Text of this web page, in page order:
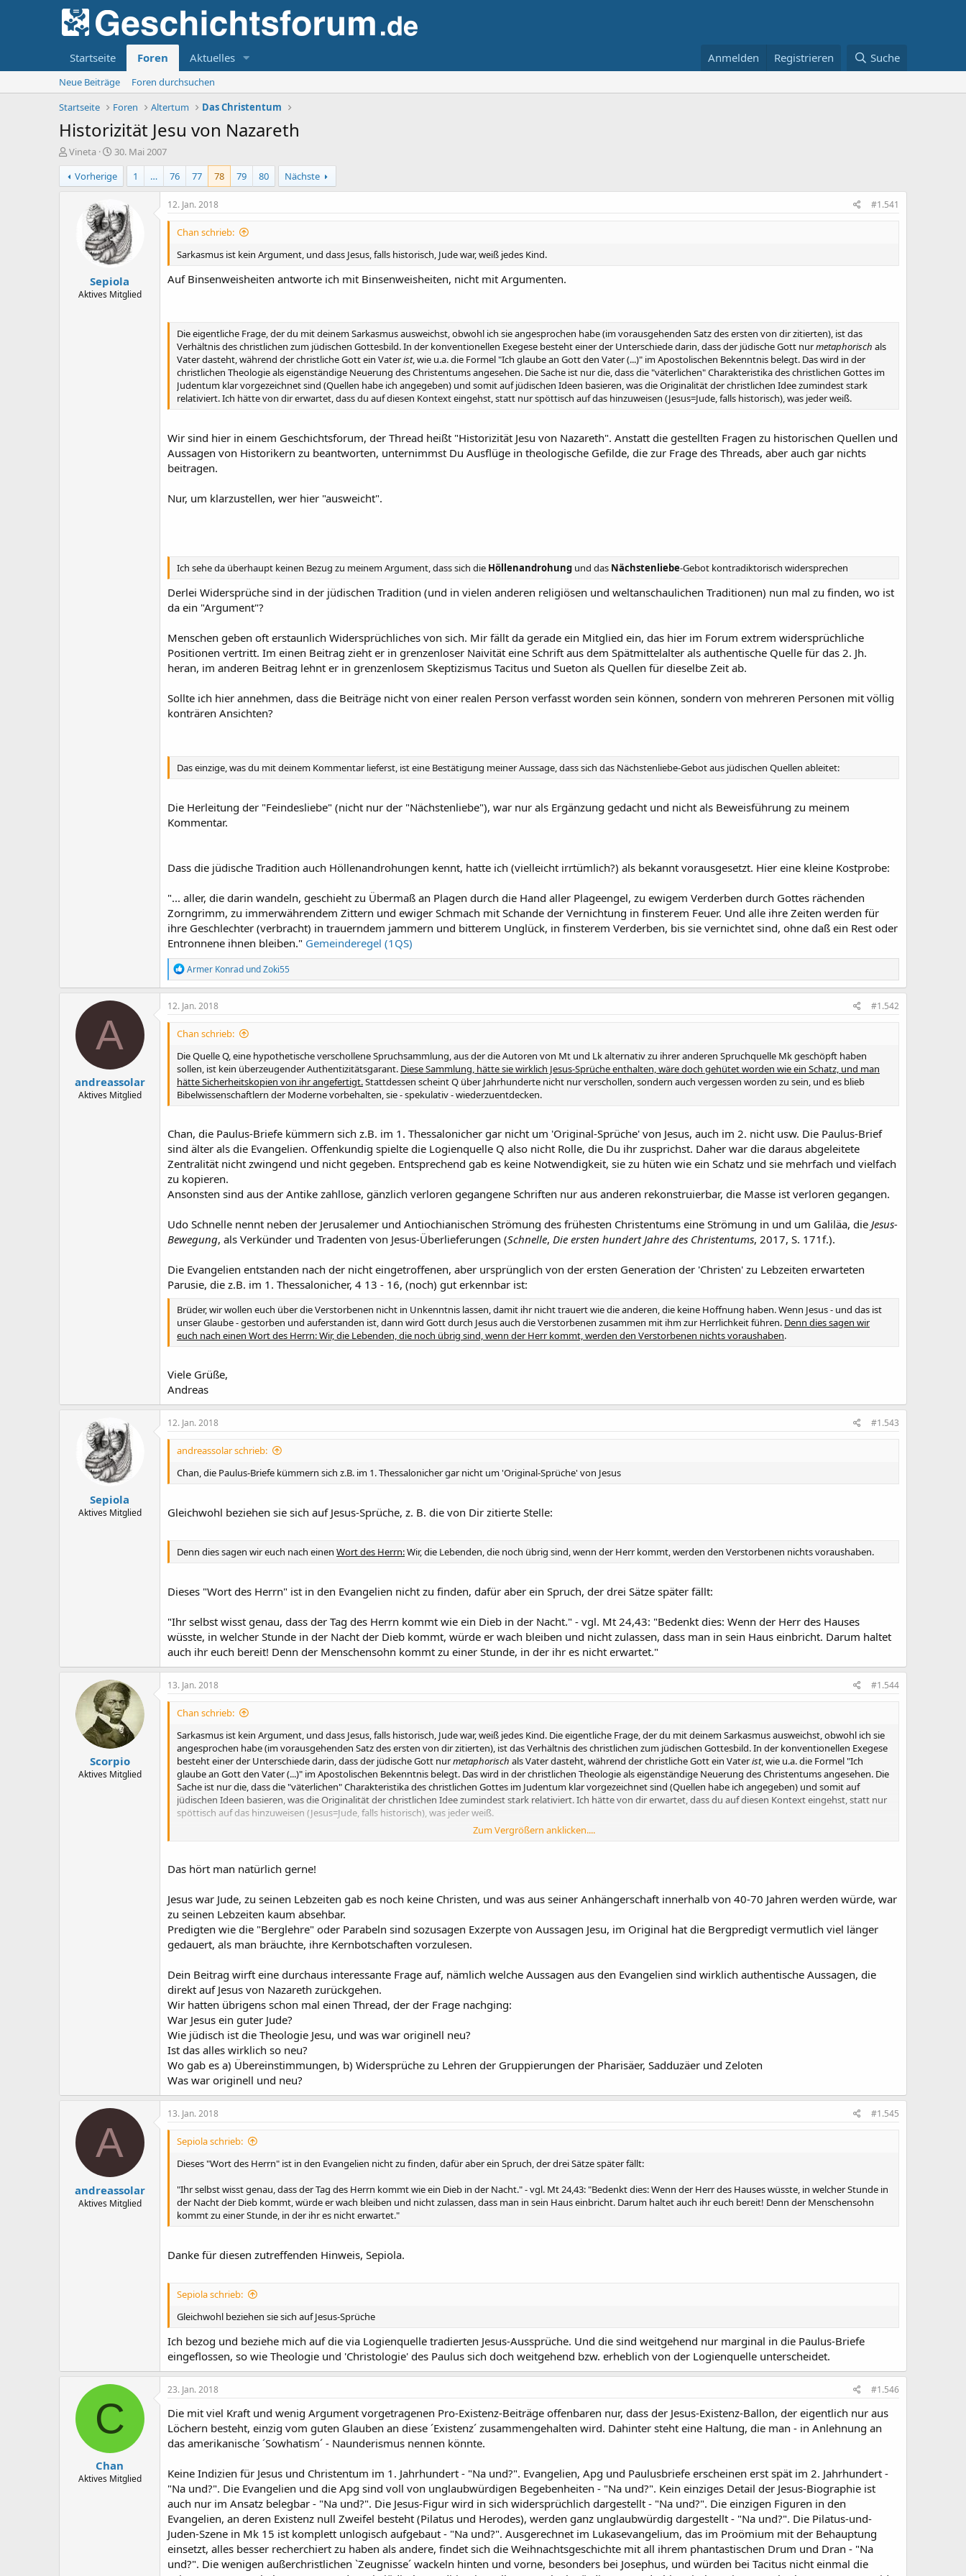
Startseite Foren Aktuelles Anmelden Registrieren Suche
Neue Beiträge
Foren durchsuchen
Startseite
Foren Altertum Das Christentum
Historizität Jesu von Nazareth
E
r
s
t
Vineta
E
r
s
t
l
l
t
a
m
30. Mai 2007
Vorherige
1 … 76 77 78 79 80 Nächste
Sepiola
Aktives Mitglied
12. Jan. 2018 #1.541
Chan schrieb:
Sarkasmus ist kein Argument, und dass Jesus, falls historisch, Jude war, weiß jedes Kind.
Auf Binsenweisheiten antworte ich mit Binsenweisheiten, nicht mit Argumenten.
Die eigentliche Frage, der du mit deinem Sarkasmus ausweichst, obwohl ich sie angesprochen habe (im vorausgehenden Satz des ersten von dir zitierten), ist das
Verhältnis des christlichen zum jüdischen Gottesbild. In der konventionellen Exegese besteht einer der Unterschiede darin, dass der jüdische Gott nurmetaphorisch als
Vater dasteht, während der christliche Gott ein Vaterist, wie u.a. die Formel "Ich glaube an Gott den Vater (...)" im Apostolischen Bekenntnis belegt. Das wird in der
christlichen Theologie als eigenständige Neuerung des Christentums angesehen. Die Sache ist nur die, dass die "väterlichen" Charakteristika des christlichen Gottes im
Judentum klar vorgezeichnet sind (Quellen habe ich angegeben) und somit auf jüdischen Ideen basieren, was die Originalität der christlichen Idee zumindest stark
relativiert. Ich hätte von dir erwartet, dass du auf diesen Kontext eingehst, statt nur spöttisch auf das hinzuweisen (Jesus=Jude, falls historisch), was jeder weiß.
Wir sind hier in einem Geschichtsforum, der Thread heißt "Historizität Jesu von Nazareth". Anstatt die gestellten Fragen zu historischen Quellen und
Aussagen von Historikern zu beantworten, unternimmst Du Ausflüge in theologische Gefilde, die zur Frage des Threads, aber auch gar nichts
beitragen.
Nur, um klarzustellen, wer hier "ausweicht".
Ich sehe da überhaupt keinen Bezug zu meinem Argument, dass sich die Höllenandrohung und das Nächstenliebe-Gebot kontradiktorisch widersprechen
Derlei Widersprüche sind in der jüdischen Tradition (und in vielen anderen religiösen und weltanschaulichen Traditionen) nun mal zu finden, wo ist
da ein "Argument"?
Menschen geben oft erstaunlich Widersprüchliches von sich. Mir fällt da gerade ein Mitglied ein, das hier im Forum extrem widersprüchliche
Positionen vertritt. Im einen Beitrag zieht er in grenzenloser Naivität eine Schrift aus dem Spätmittelalter als authentische Quelle für das 2. Jh.
heran, im anderen Beitrag lehnt er in grenzenlosem Skeptizismus Tacitus und Sueton als Quellen für dieselbe Zeit ab.
Sollte ich hier annehmen, dass die Beiträge nicht von einer realen Person verfasst worden sein können, sondern von mehreren Personen mit völlig
konträren Ansichten?
Das einzige, was du mit deinem Kommentar lieferst, ist eine Bestätigung meiner Aussage, dass sich das Nächstenliebe-Gebot aus jüdischen Quellen ableitet:
Die Herleitung der "Feindesliebe" (nicht nur der "Nächstenliebe"), war nur als Ergänzung gedacht und nicht als Beweisführung zu meinem
Kommentar.
Dass die jüdische Tradition auch Höllenandrohungen kennt, hatte ich (vielleicht irrtümlich?) als bekannt vorausgesetzt. Hier eine kleine Kostprobe:
"... aller, die darin wandeln, geschieht zu Übermaß an Plagen durch die Hand aller Plageengel, zu ewigem Verderben durch Gottes rächenden
Zorngrimm, zu immerwährendem Zittern und ewiger Schmach mit Schande der Vernichtung in finsterem Feuer. Und alle ihre Zeiten werden für
ihre Geschlechter (verbracht) in trauerndem jammern und bitterem Unglück, in finsterem Verderben, bis sie vernichtet sind, ohne daß ein Rest oder
Entronnene ihnen bleiben." Gemeinderegel (1QS)
R
e
a
k
o
e
n
:
Armer Konrad undZoki55
A
andreassolar
Aktives Mitglied
12. Jan. 2018 #1.542
Chan schrieb:
Die Quelle Q, eine hypothetische verschollene Spruchsammlung, aus der die Autoren von Mt und Lk alternativ zu ihrer anderen Spruchquelle Mk geschöpft haben
sollen, ist kein überzeugender Authentizitätsgarant. Diese Sammlung, hätte sie wirklich Jesus-Sprüche enthalten, wäre doch gehütet worden wie ein Schatz, und man
hätte Sicherheitskopien von ihr angefertigt.Stattdessen scheint Q über Jahrhunderte nicht nur verschollen, sondern auch vergessen worden zu sein, und es blieb
Bibelwissenschaftlern der Moderne vorbehalten, sie - spekulativ - wiederzuentdecken.
Chan, die Paulus-Briefe kümmern sich z.B. im 1. Thessalonicher gar nicht um 'Original-Sprüche' von Jesus, auch im 2. nicht usw. Die Paulus-Brief
sind älter als die Evangelien. Offenkundig spielte die Logienquelle Q also nicht Rolle, die Du ihr zusprichst. Daher war die daraus abgeleitete
Zentralität nicht zwingend und nicht gegeben. Entsprechend gab es keine Notwendigkeit, sie zu hüten wie ein Schatz und sie mehrfach und vielfach
zu kopieren.
Ansonsten sind aus der Antike zahllose, gänzlich verloren gegangene Schriften nur aus anderen rekonstruierbar, die Masse ist verloren gegangen.
Udo Schnelle nennt neben der Jerusalemer und Antiochianischen Strömung des frühesten Christentums eine Strömung in und um Galiläa, die Jesus-
Bewegung, als Verkünder und Tradenten von Jesus-Überlieferungen (Schnelle, Die ersten hundert Jahre des Christentums, 2017, S. 171f.).
Die Evangelien entstanden nach der nicht eingetroffenen, aber ursprünglich von der ersten Generation der 'Christen' zu Lebzeiten erwarteten
Parusie, die z.B. im 1. Thessalonicher, 4 13 - 16, (noch) gut erkennbar ist:
Brüder, wir wollen euch über die Verstorbenen nicht in Unkenntnis lassen, damit ihr nicht trauert wie die anderen, die keine Hoffnung haben. Wenn Jesus - und das ist
unser Glaube - gestorben und auferstanden ist, dann wird Gott durch Jesus auch die Verstorbenen zusammen mit ihm zur Herrlichkeit führen. Denn dies sagen wir
euch nach einen Wort des Herrn: Wir, die Lebenden, die noch übrig sind, wenn der Herr kommt, werden den Verstorbenen nichts voraushaben.
Viele Grüße,
Andreas
Sepiola
Aktives Mitglied
12. Jan. 2018 #1.543
andreassolar schrieb:
Chan, die Paulus-Briefe kümmern sich z.B. im 1. Thessalonicher gar nicht um 'Original-Sprüche' von Jesus
Gleichwohl beziehen sie sich auf Jesus-Sprüche, z. B. die von Dir zitierte Stelle:
Denn dies sagen wir euch nach einen Wort des Herrn:Wir, die Lebenden, die noch übrig sind, wenn der Herr kommt, werden den Verstorbenen nichts voraushaben.
Dieses "Wort des Herrn" ist in den Evangelien nicht zu finden, dafür aber ein Spruch, der drei Sätze später fällt:
"Ihr selbst wisst genau, dass der Tag des Herrn kommt wie ein Dieb in der Nacht." - vgl. Mt 24,43: "Bedenkt dies: Wenn der Herr des Hauses
wüsste, in welcher Stunde in der Nacht der Dieb kommt, würde er wach bleiben und nicht zulassen, dass man in sein Haus einbricht. Darum haltet
auch ihr euch bereit! Denn der Menschensohn kommt zu einer Stunde, in der ihr es nicht erwartet."
Scorpio
Aktives Mitglied
13. Jan. 2018 #1.544
Chan schrieb:
Sarkasmus ist kein Argument, und dass Jesus, falls historisch, Jude war, weiß jedes Kind. Die eigentliche Frage, der du mit deinem Sarkasmus ausweichst, obwohl ich sie
angesprochen habe (im vorausgehenden Satz des ersten von dir zitierten), ist das Verhältnis des christlichen zum jüdischen Gottesbild. In der konventionellen Exegese
besteht einer der Unterschiede darin, dass der jüdische Gott nurmetaphorisch als Vater dasteht, während der christliche Gott ein Vaterist, wie u.a. die Formel "Ich
glaube an Gott den Vater (...)" im Apostolischen Bekenntnis belegt. Das wird in der christlichen Theologie als eigenständige Neuerung des Christentums angesehen. Die
Sache ist nur die, dass die "väterlichen" Charakteristika des christlichen Gottes im Judentum klar vorgezeichnet sind (Quellen habe ich angegeben) und somit auf
jüdischen Ideen basieren, was die Originalität der christlichen Idee zumindest stark relativiert. Ich hätte von dir erwartet, dass du auf diesen Kontext eingehst, statt nur
spöttisch auf das hinzuweisen (Jesus=Jude, falls historisch), was jeder weiß.
Ich sehe da überhaupt keinen Bezug zu meinem Argument, dass sich die
es dadurch fragwürdig erscheint, dass beide Vorstellungen einer einheitlichen Person ("Jesus") zuzuordnen sind. Das mit den "glühenden Kohlen" ist keine
wirklich anders verstanden, so dass du denkst, dass Sprüche 25,21 den Widerspruch von Höllenandrohung und Nächstenliebe auflöst? Das tut es keinesfalls, ganz im
Gegenteil.
Das einzige, was du mit deinem Kommentar lieferst, ist eine Bestätigung meiner Aussage, dass sich das Nächstenliebe-Gebot aus jüdischen Quellen ableitet:
Auf die anderen von mir vorgebrachten Argumente bist du noch nicht eingegangen.
Zum Vergrößern anklicken....
Das hört man natürlich gerne!
Jesus war Jude, zu seinen Lebzeiten gab es noch keine Christen, und was aus seiner Anhängerschaft innerhalb von 40-70 Jahren werden würde, war
zu seinen Lebzeiten kaum absehbar.
Predigten wie die "Berglehre" oder Parabeln sind sozusagen Exzerpte von Aussagen Jesu, im Original hat die Bergpredigt vermutlich viel länger
gedauert, als man bräuchte, ihre Kernbotschaften vorzulesen.
Dein Beitrag wirft eine durchaus interessante Frage auf, nämlich welche Aussagen aus den Evangelien sind wirklich authentische Aussagen, die
direkt auf Jesus von Nazareth zurückgehen.
Wir hatten übrigens schon mal einen Thread, der der Frage nachging:
War Jesus ein guter Jude?
Wie jüdisch ist die Theologie Jesu, und was war originell neu?
Ist das alles wirklich so neu?
Wo gab es a) Übereinstimmungen, b) Widersprüche zu Lehren der Gruppierungen der Pharisäer, Sadduzäer und Zeloten
Was war originell und neu?
A
andreassolar
Aktives Mitglied
13. Jan. 2018 #1.545
Sepiola schrieb:
Dieses "Wort des Herrn" ist in den Evangelien nicht zu finden, dafür aber ein Spruch, der drei Sätze später fällt:
"Ihr selbst wisst genau, dass der Tag des Herrn kommt wie ein Dieb in der Nacht." - vgl. Mt 24,43: "Bedenkt dies: Wenn der Herr des Hauses wüsste, in welcher Stunde in
der Nacht der Dieb kommt, würde er wach bleiben und nicht zulassen, dass man in sein Haus einbricht. Darum haltet auch ihr euch bereit! Denn der Menschensohn
kommt zu einer Stunde, in der ihr es nicht erwartet."
Danke für diesen zutreffenden Hinweis, Sepiola.
Sepiola schrieb:
Gleichwohl beziehen sie sich auf Jesus-Sprüche
Ich bezog und beziehe mich auf die via Logienquelle tradierten Jesus-Aussprüche. Und die sind weitgehend nur marginal in die Paulus-Briefe
eingeflossen, so wie Theologie und 'Christologie' des Paulus sich doch weitgehend bzw. erheblich von der Logienquelle unterscheidet.
C
Chan
Aktives Mitglied
23. Jan. 2018 #1.546
Die mit viel Kraft und wenig Argument vorgetragenen Pro-Existenz-Beiträge offenbaren nur, dass der Jesus-Existenz-Ballon, der eigentlich nur aus
Löchern besteht, einzig vom guten Glauben an diese ´Existenz´ zusammengehalten wird. Dahinter steht eine Haltung, die man - in Anlehnung an
das amerikanische ´Sowhatism´ - Naunderismus nennen könnte.
Keine Indizien für Jesus und Christentum im 1. Jahrhundert - "Na und?". Evangelien, Apg und Paulusbriefe erscheinen erst spät im 2. Jahrhundert -
"Na und?". Die Evangelien und die Apg sind voll von unglaubwürdigen Begebenheiten - "Na und?". Kein einziges Detail der Jesus-Biographie ist
auch nur im Ansatz belegbar - "Na und?". Die Jesus-Figur wird in sich widersprüchlich dargestellt - "Na und?". Die einzigen Figuren in den
Evangelien, an deren Existenz null Zweifel besteht (Pilatus und Herodes), werden ganz unglaubwürdig dargestellt - "Na und?". Die Pilatus-und-
Juden-Szene in Mk 15 ist komplett unlogisch aufgebaut - "Na und?". Ausgerechnet im Lukasevangelium, das im Proömium mit der Behauptung
einsetzt, alles besser recherchiert zu haben als andere, findet sich die Weihnachtsgeschichte mit all ihrem phantastischen Drum und Dran - "Na
und?". Die wenigen außerchristlichen `Zeugnisse´ wackeln hinten und vorne, besonders bei Josephus, und würden bei Tacitus nicht einmal die